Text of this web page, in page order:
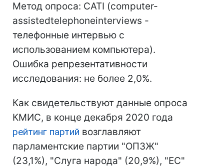
Метод опроса: CATI (computer-
assistedtelephoneinterviews -
телефонные интервью с
использованием компьютера).
Ошибка репрезентативности
исследования: не более 2,0%.
Как свидетельствуют данные опроса
КМИС, в конце декабря 2020 года
рейтинг партий возглавляют
парламентские партии "ОПЗЖ"
(23,1%), "Слуга народа" (20,9%), "ЕС"